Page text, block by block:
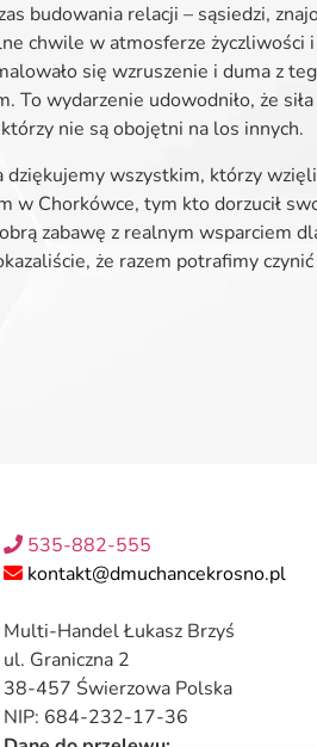
budowania relacji – sąsiedzi,
chwile w atmosferze życzliwości
się wzruszenie i duma z
To wydarzenie udowodniło, że
nie są obojętni na los innych.
dziękujemy wszystkim, którzy
w Chorkówce, tym kto dorzucił
zabawę z realnym wsparciem
że razem potrafimy
535-882-555
kontakt@dmuchancekrosno.pl
Multi-Handel Łukasz Brzyś
ul. Graniczna 2
38-457 Świerzowa Polska
NIP: 684-232-17-36